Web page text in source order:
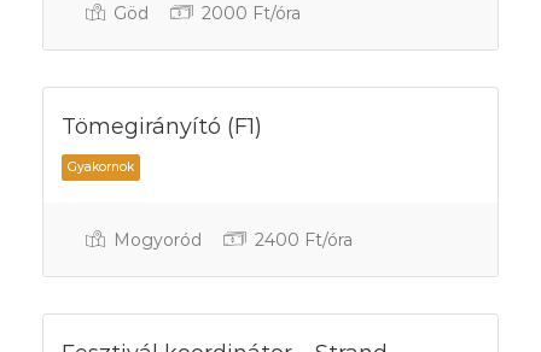
Göd 2000 Ft/óra
Tömegirányító (F1)
Mogyoród 2400 Ft/óra